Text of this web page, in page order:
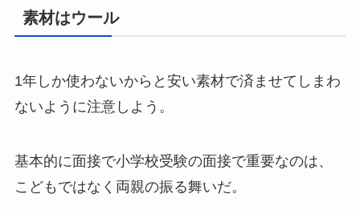
素材はウール
1年しか使わないからと安い素材で済ませてしまわ
ないように注意しよう。
基本的に面接で小学校受験の面接で重要なのは、
こどもではなく両親の振る舞いだ。